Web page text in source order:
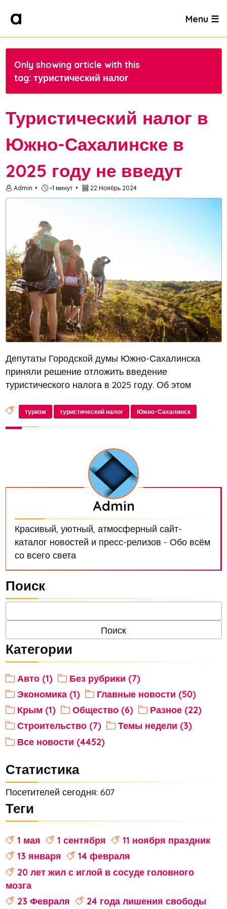
Menu ☰
Only showing article with this
tag: туристический налог
Туристический налог в
Южно-Сахалинске в
2025 году не введут
Admin ~1 минут 22 Ноябрь 2024
Депутаты Городской думы Южно-Сахалинска
приняли решение отложить введение
туристического налога в 2025 году. Об этом
Сахалинской области. На заседании, прошедшем
в пятницу, министр туризма региона Артем Лаза...
туризм туристический налог Южно-Сахалинск
Admin
Красивый, уютный, атмосферный сайт-
каталог новостей и пресс-релизов - Обо всём
со всего света
Поиск
Категории
Авто (1)
Без рубрики (7)
Экономика (1)
Главные новости (50)
Крым (1)
Общество (6)
Разное (22)
Строительство (7)
Темы недели (3)
Все новости (4452)
Статистика
Посетителей сегодня: 607
Теги
1 мая 1 сентября
11 ноября праздник
13 января
14 февраля
20 лет жил с иглой в сосуде головного
мозга
23 Февраля
24 года лишения свободы